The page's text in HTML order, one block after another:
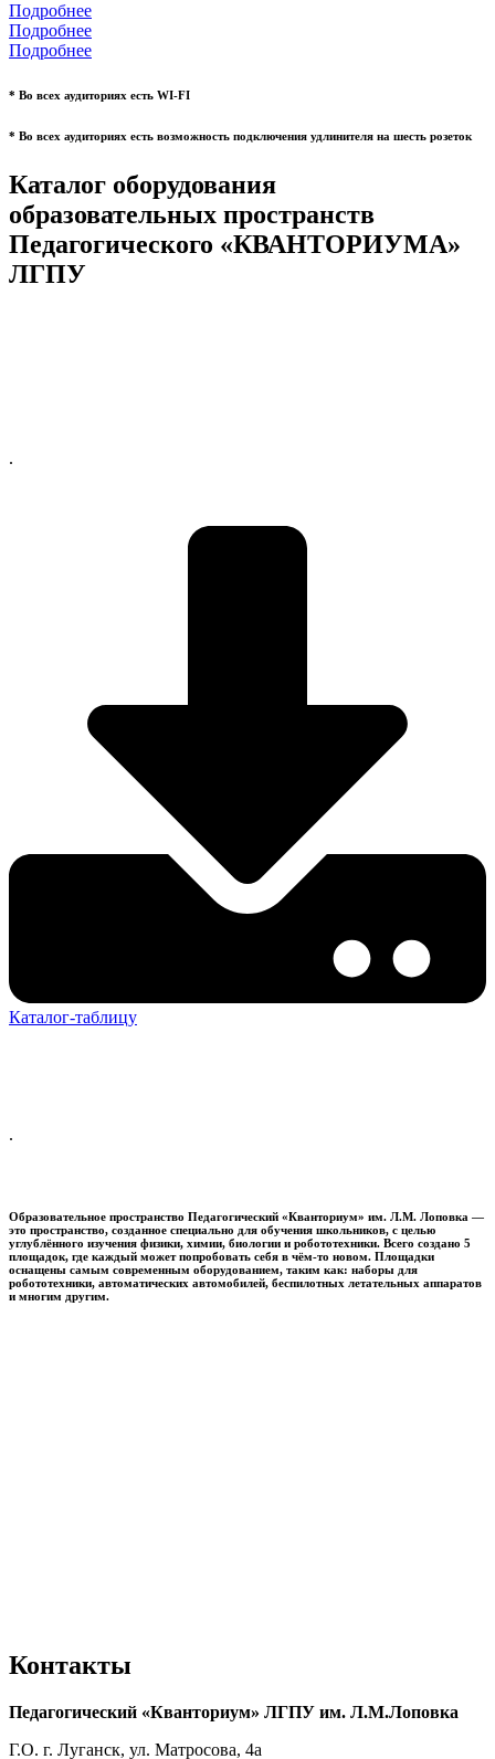
Подробнее
Подробнее
Подробнее
* Во всех аудиториях есть WI-FI
* Во всех аудиториях есть возможность подключения удлинителя на шесть розеток
Каталог оборудования
образовательных пространств
Педагогического «КВАНТОРИУМА»
ЛГПУ
.
Каталог-таблицу
.
Образовательное пространство Педагогический «Кванториум» им. Л.М. Лоповка —
это пространство, созданное специально для обучения школьников, с целью
углублённого изучения физики, химии, биологии и робототехники. Всего создано 5
площадок, где каждый может попробовать себя в чём-то новом. Площадки
оснащены самым современным оборудованием, таким как: наборы для
робототехники, автоматических автомобилей, беспилотных летательных аппаратов
и многим другим.
Контакты
Педагогический «Кванториум» ЛГПУ им. Л.М.Лоповка
Г.О. г. Луганск, ул. Матросова, 4а